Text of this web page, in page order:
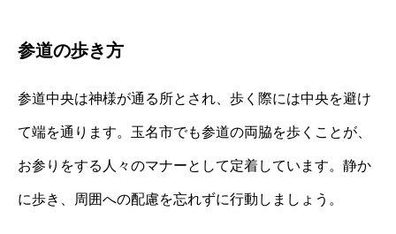
参道の歩き方
参道中央は神様が通る所とされ、歩く際には中央を避け
て端を通ります。玉名市でも参道の両脇を歩くことが、
お参りをする人々のマナーとして定着しています。静か
に歩き、周囲への配慮を忘れずに行動しましょう。